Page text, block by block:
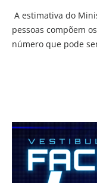
A estimativa do
pessoas compõem
número que pode